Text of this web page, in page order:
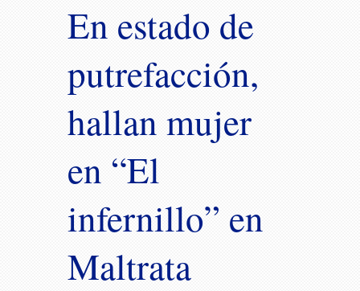
En estado de
putrefacción,
hallan mujer
en “El
infernillo” en
Maltrata